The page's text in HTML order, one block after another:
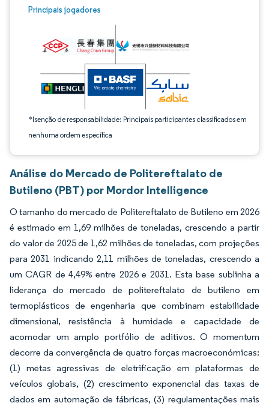
Principais jogadores
*Isenção de responsabilidade: Principais participantes classificados em
nenhuma ordem específica
Imagem © Mordor Intelligence. O reuso requer atribuição conforme CC BY 4.0.
Análise do Mercado de Politereftalato de
Butileno (PBT) por Mordor Intelligence
O tamanho do mercado de Politereftalato de Butileno em 2026
é estimado em 1,69 milhões de toneladas, crescendo a partir
do valor de 2025 de 1,62 milhões de toneladas, com projeções
para 2031 indicando 2,11 milhões de toneladas, crescendo a
um CAGR de 4,49% entre 2026 e 2031. Esta base sublinha a
liderança do mercado de politereftalato de butileno em
termoplásticos de engenharia que combinam estabilidade
dimensional, resistência à humidade e capacidade de
acomodar um amplo portfólio de aditivos. O momentum
decorre da convergência de quatro forças macroeconómicas:
(1) metas agressivas de eletrificação em plataformas de
veículos globais, (2) crescimento exponencial das taxas de
dados em automação de fábricas, (3) regulamentações mais